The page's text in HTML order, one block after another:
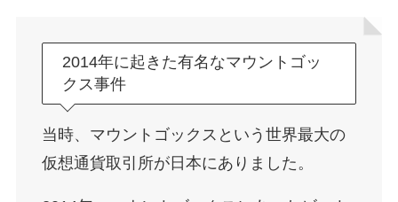
2014年に起きた有名なマウントゴッ
クス事件
当時、マウントゴックスという世界最大の
仮想通貨取引所が日本にありました。